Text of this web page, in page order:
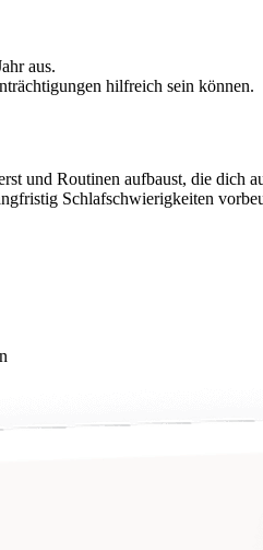
aus.
hilfreich sein können.
und Routinen aufbaust, die
Schlafschwierigkeiten